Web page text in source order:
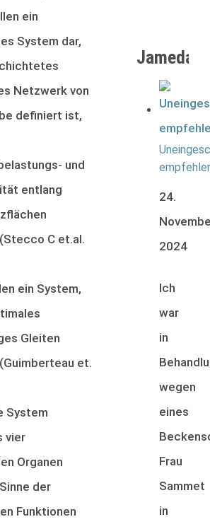
Jameda
24.
2024
Ich
war
in
wegen
eines
Frau
Sammet
in
ein
System dar,
Netzwerk von
definiert ist,
und
entlang
C et.al.
ein System,
Gleiten
et.
System
vier
Organen
der
Funktionen